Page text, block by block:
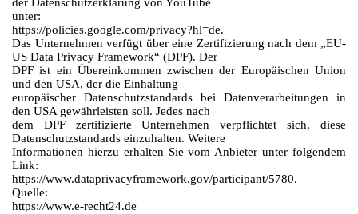
unter:
https://policies.google.com/privacy?hl=de.
Das Unternehmen verfügt über eine Zertifizierung nach dem „EU-
US Data Privacy Framework“ (DPF). Der
DPF ist ein Übereinkommen zwischen der Europäischen Union
und den USA, der die Einhaltung
europäischer Datenschutzstandards bei Datenverarbeitungen in
den USA gewährleisten soll. Jedes nach
dem DPF zertifizierte Unternehmen verpflichtet sich, diese
Datenschutzstandards einzuhalten. Weitere
Informationen hierzu erhalten Sie vom Anbieter unter folgendem
Link:
https://www.dataprivacyframework.gov/participant/5780.
Quelle:
https://www.e-recht24.de